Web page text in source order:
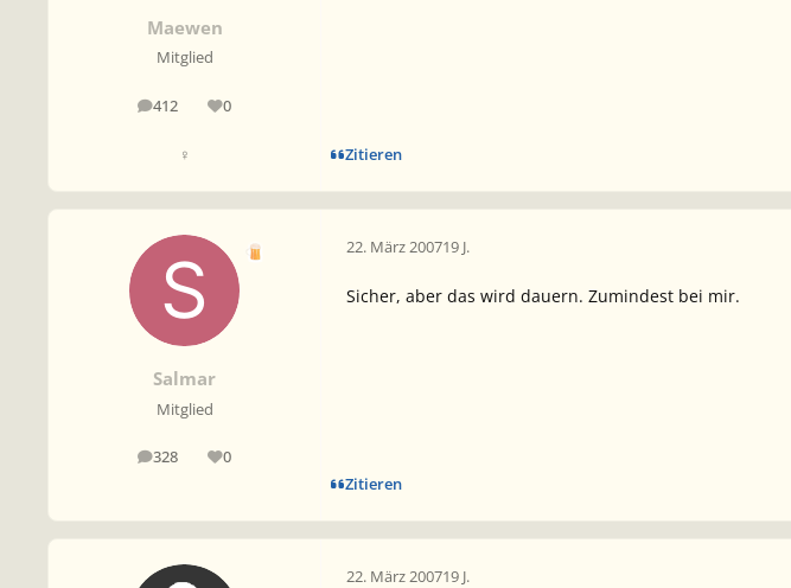
Maewen
Mitglied
412
Beiträge 0
Reputation
♀ Zitieren
Salmar
Mitglied
328
Beiträge 0
Reputation
22. März 200719 J.
Sicher, aber das wird dauern. Zumindest bei mir.
Zitieren
22. März 200719 J.